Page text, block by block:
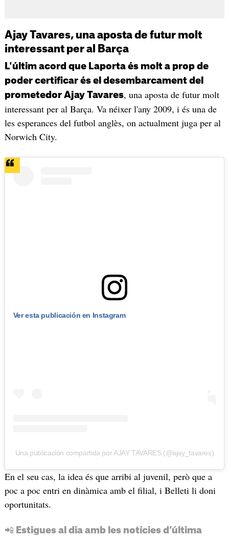
Ajay Tavares, una aposta de futur molt
interessant per al Barça
L'últim acord que Laporta és molt a prop de
poder certificar és el desembarcament del
prometedor Ajay Tavares, una aposta de futur molt
interessant per al Barça. Va néixer l'any 2009, i és una de
les esperances del futbol anglès, on actualment juga per al
Norwich City.
Ver esta publicación en Instagram
Una publicación compartida por AJAY TAVARES (@ajay_tavares)
En el seu cas, la idea és que arribi al juvenil, però que a
poc a poc entri en dinàmica amb el filial, i Belleti li doni
oportunitats.
📲 Estigues al dia amb les notícies d’última